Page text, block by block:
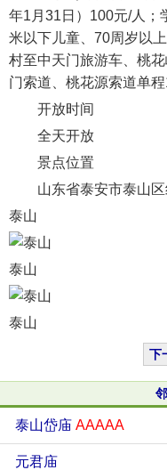
年1月31日）100元/人；
米以下儿童、70周岁以
村至中天门旅游车、桃
门索道、桃花源索道单
开放时间
全天开放
景点位置
山东省泰安市泰山区
泰山
泰山
泰山
下
泰山岱庙 AAAAA
元君庙